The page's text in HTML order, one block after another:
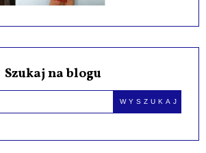
Szukaj na blogu